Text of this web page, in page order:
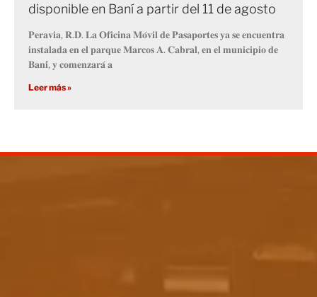
disponible en Baní a partir del 11 de agosto
𝐏𝐞𝐫𝐚𝐯𝐢𝐚, 𝐑.𝐃. 𝐋𝐚 𝐎𝐟𝐢𝐜𝐢𝐧𝐚 𝐌𝐨́𝐯𝐢𝐥 𝐝𝐞 𝐏𝐚𝐬𝐚𝐩𝐨𝐫𝐭𝐞𝐬 𝐲𝐚 𝐬𝐞 𝐞𝐧𝐜𝐮𝐞𝐧𝐭𝐫𝐚
𝐢𝐧𝐬𝐭𝐚𝐥𝐚𝐝𝐚 𝐞𝐧 𝐞𝐥 𝐩𝐚𝐫𝐪𝐮𝐞 𝐌𝐚𝐫𝐜𝐨𝐬 𝐀. 𝐂𝐚𝐛𝐫𝐚𝐥, 𝐞𝐧 𝐞𝐥 𝐦𝐮𝐧𝐢𝐜𝐢𝐩𝐢𝐨 𝐝𝐞
𝐁𝐚𝐧𝐢́, 𝐲 𝐜𝐨𝐦𝐞𝐧𝐳𝐚𝐫𝐚́ 𝐚
Leer más »